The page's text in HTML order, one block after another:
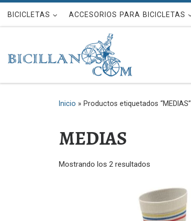
Saltar al contenido
BICICLETAS ACCESORIOS PARA BICICLETAS
Inicio » Productos etiquetados “MEDIAS”
MEDIAS
Mostrando los 2 resultados